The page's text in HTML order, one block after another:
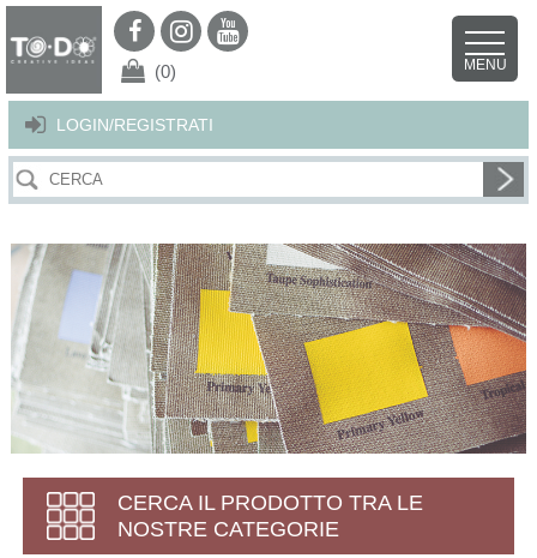
Per offrirti il miglior servizio possibile questo sito utilizza i cookies.
Continuando la navigazione nel sito autorizzi l’uso dei cookies. Per ulteriori
LOGIN/REGISTRATI
(0) MENU
CERCA IL PRODOTTO TRA LE
NOSTRE CATEGORIE